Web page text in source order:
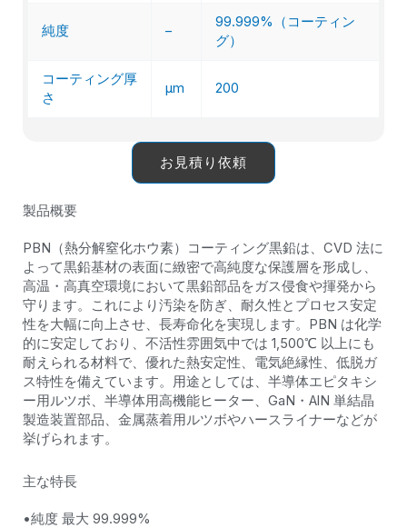
純度 –
99.999%（コーティン
グ）
コーティング厚
さ
μm 200
お見積り依頼
製品概要
PBN（熱分解窒化ホウ素）コーティング黒鉛は、CVD 法に
よって黒鉛基材の表面に緻密で高純度な保護層を形成し、
高温・高真空環境において黒鉛部品をガス侵食や揮発から
守ります。これにより汚染を防ぎ、耐久性とプロセス安定
性を大幅に向上させ、長寿命化を実現します。PBN は化学
的に安定しており、不活性雰囲気中では 1,500℃ 以上にも
耐えられる材料で、優れた熱安定性、電気絶縁性、低脱ガ
ス特性を備えています。用途としては、半導体エピタキシ
ー用ルツボ、半導体用高機能ヒーター、GaN・AlN 単結晶
製造装置部品、金属蒸着用ルツボやハースライナーなどが
挙げられます。
主な特長
•純度 最大 99.999%